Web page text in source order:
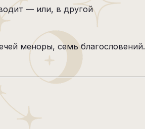
— или, в другой
меноры, семь благословений.